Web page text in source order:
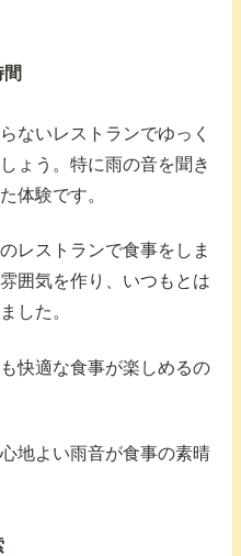
ないレストランでゆっく
ょう。特に雨の音を聞き
体験です。
レストランで食事をしま
囲気を作り、いつもとは
した。
快適な食事が楽しめるの
地よい雨音が食事の素晴